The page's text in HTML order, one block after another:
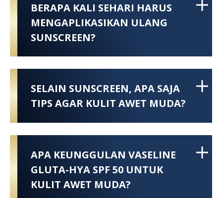
BERAPA KALI SEHARI HARUS
MENGAPLIKASIKAN ULANG
SUNSCREEN?
SELAIN SUNSCREEN, APA SAJA
TIPS AGAR KULIT AWET MUDA?
APA KEUNGGULAN VASELINE
GLUTA-HYA SPF 50 UNTUK
KULIT AWET MUDA?